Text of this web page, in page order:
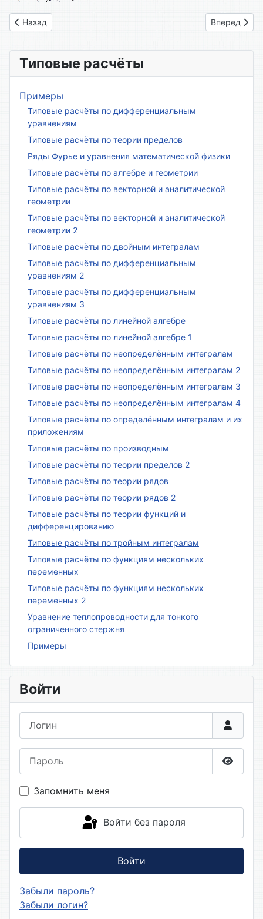
Предыдущий: Вариант № 23
Назад Следующий:
Вперед
Типовые расчёты
Примеры
Типовые расчёты по дифференциальным
уравнениям
Типовые расчёты по теории пределов
Ряды Фурье и уравнения математической физики
Типовые расчёты по алгебре и геометрии
Типовые расчёты по векторной и аналитической
геометрии
Типовые расчёты по векторной и аналитической
геометрии 2
Типовые расчёты по двойным интегралам
Типовые расчёты по дифференциальным
уравнениям 2
Типовые расчёты по дифференциальным
уравнениям 3
Типовые расчёты по линейной алгебре
Типовые расчёты по линейной алгебре 1
Типовые расчёты по неопределённым интегралам
Типовые расчёты по неопределённым интегралам 2
Типовые расчёты по неопределённым интегралам 3
Типовые расчёты по неопределённым интегралам 4
Типовые расчёты по определённым интегралам и их
приложениям
Типовые расчёты по производным
Типовые расчёты по теории пределов 2
Типовые расчёты по теории рядов
Типовые расчёты по теории рядов 2
Типовые расчёты по теории функций и
дифференцированию
Типовые расчёты по тройным интегралам
Типовые расчёты по функциям нескольких
переменных
Типовые расчёты по функциям нескольких
переменных 2
Уравнение теплопроводности для тонкого
ограниченного стержня
Примеры
Войти
Запомнить меня
Войти без пароля
Войти
Забыли пароль?
Забыли логин?